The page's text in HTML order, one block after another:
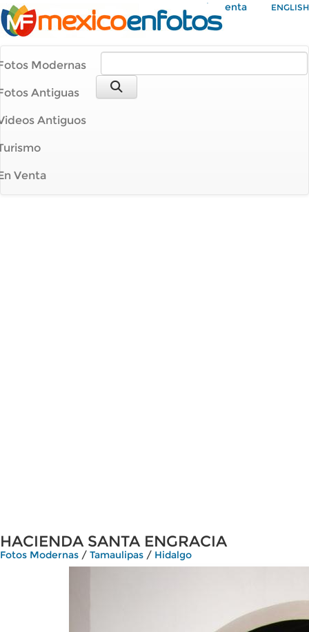
Mi Cuenta ENGLISH
Modernas
Antiguas
Antiguos
Venta
HACIENDA SANTA ENGRACIA
Fotos Modernas / Tamaulipas / Hidalgo